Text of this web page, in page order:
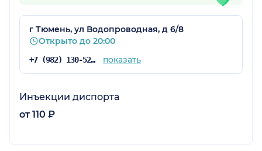
г Тюмень, ул Водопроводная, д 6/8
Открыто до 20:00
+7 (982) 130-52-05 показать
Инъекции диспорта
от 110 ₽